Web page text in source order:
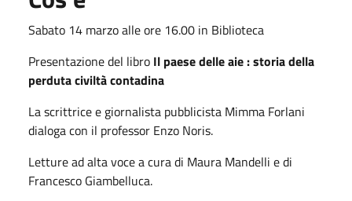
Sabato 14 marzo alle ore 16.00 in Biblioteca
Presentazione del libro Il paese delle aie : storia della
perduta civiltà contadina
La scrittrice e giornalista pubblicista Mimma Forlani
dialoga con il professor Enzo Noris.
Letture ad alta voce a cura di Maura Mandelli e di
Francesco Giambelluca.